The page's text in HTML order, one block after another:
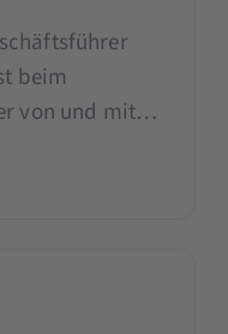
beim
von und mit
gibt